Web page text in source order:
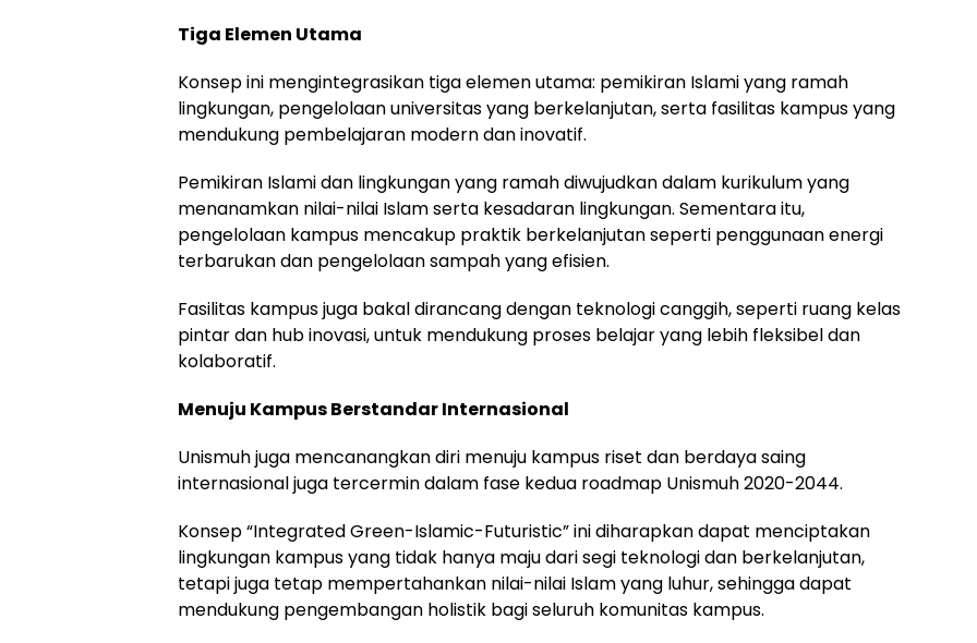
Tiga Elemen Utama
Konsep ini mengintegrasikan tiga elemen utama: pemikiran Islami yang ramah
lingkungan, pengelolaan universitas yang berkelanjutan, serta fasilitas kampus yang
mendukung pembelajaran modern dan inovatif.
Pemikiran Islami dan lingkungan yang ramah diwujudkan dalam kurikulum yang
menanamkan nilai-nilai Islam serta kesadaran lingkungan. Sementara itu,
pengelolaan kampus mencakup praktik berkelanjutan seperti penggunaan energi
terbarukan dan pengelolaan sampah yang efisien.
Fasilitas kampus juga bakal dirancang dengan teknologi canggih, seperti ruang kelas
pintar dan hub inovasi, untuk mendukung proses belajar yang lebih fleksibel dan
kolaboratif.
Menuju Kampus Berstandar Internasional
Unismuh juga mencanangkan diri menuju kampus riset dan berdaya saing
internasional juga tercermin dalam fase kedua roadmap Unismuh 2020-2044.
Konsep “Integrated Green-Islamic-Futuristic” ini diharapkan dapat menciptakan
lingkungan kampus yang tidak hanya maju dari segi teknologi dan berkelanjutan,
tetapi juga tetap mempertahankan nilai-nilai Islam yang luhur, sehingga dapat
mendukung pengembangan holistik bagi seluruh komunitas kampus.